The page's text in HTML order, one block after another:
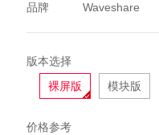
品牌
Waveshare
版本选择
裸屏版
模块版
价格参考